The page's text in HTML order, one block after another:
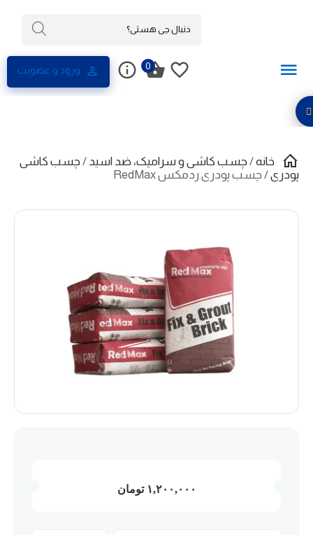
ورود و عضویت 0
خانه/چسب کاشی و سرامیک، ضد اسید /چسب کاشی
پودری/ چسب پودری ردمکس RedMax
۱,۲۰۰,۰۰۰ تومان